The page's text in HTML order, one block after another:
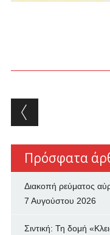
Post
Πρόσφατα
Διακοπή ρεύματος
7 Αυγούστου 2026
Σιντική: Τη δομή